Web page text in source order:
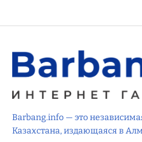
Barbang.info — это
Казахстана, издающаяся в